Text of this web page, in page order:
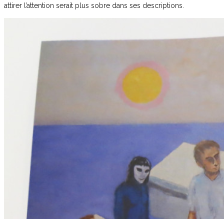
attirer l’attention serait plus sobre dans ses descriptions.